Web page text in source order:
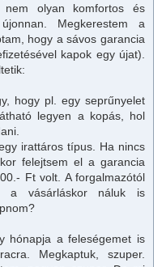
olyan komfortos és
Megkerestem a
hogy a sávos garancia
kapok egy újat).
hogy pl. egy seprűnyelet
legyen a kopás, hol
irattáros típus. Ha nincs
felejtsem el a garancia
Ft volt. A forgalmazótól
a vásárláskor náluk is
hónapja a feleségemet is
Megkaptuk, szuper.